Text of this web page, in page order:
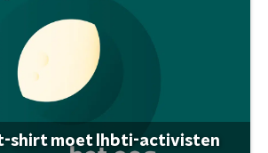
shirt moet lhbti-activisten